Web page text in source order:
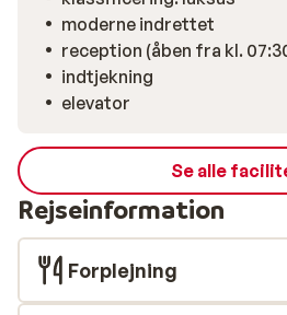
moderne indrettet
reception (åben fra kl.
indtjekning
elevator
Se alle
Rejseinformation
Forplejning